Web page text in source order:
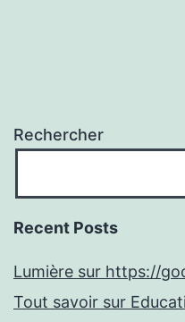
Rechercher
Recent Posts
Lumière sur https://
Tout savoir sur